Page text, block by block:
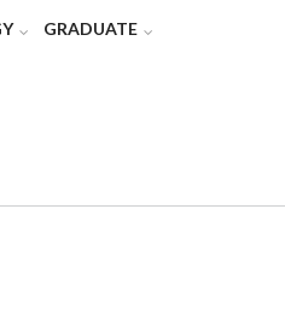
GRADUATE